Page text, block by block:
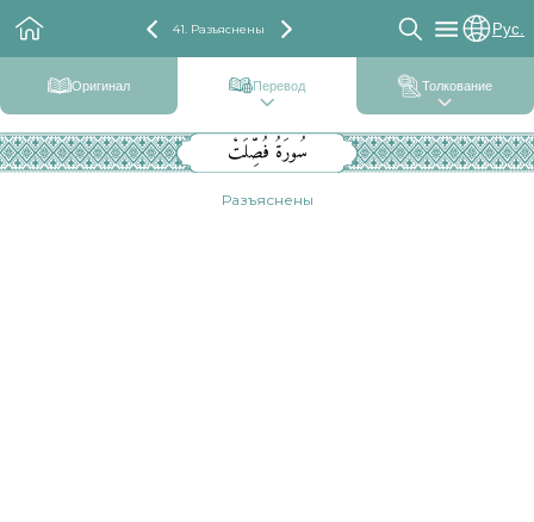
41. Разъяснены Рус.
Оригинал Перевод Толкование
سُورَةُ فُصِّلَتْ
Разъяснены